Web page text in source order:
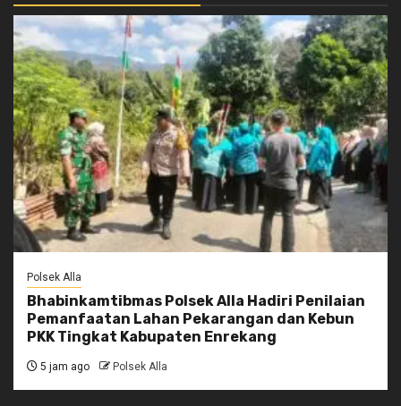
Polsek Alla
Bhabinkamtibmas Polsek Alla Hadiri Penilaian
Pemanfaatan Lahan Pekarangan dan Kebun
PKK Tingkat Kabupaten Enrekang
5 jam ago Polsek Alla